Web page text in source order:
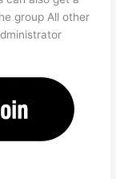
group All other